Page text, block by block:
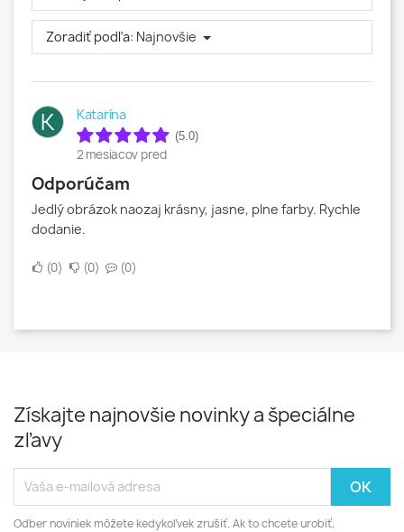
Zoradiť podľa: Najnovšie
K Katarína
(5.0)
2 mesiacov pred
Odporúčam
Jedlý obrázok naozaj krásny, jasne, plne farby. Rychle
dodanie.
0 0 0
Získajte najnovšie novinky a špeciálne
zľavy
Odber noviniek môžete kedykoľvek zrušiť. Ak to chcete urobiť,